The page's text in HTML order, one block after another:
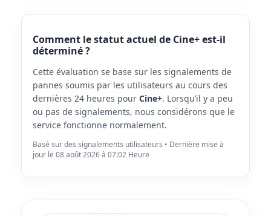
Comment le statut actuel de Cine+ est-il
déterminé ?
Cette évaluation se base sur les signalements de
pannes soumis par les utilisateurs au cours des
dernières 24 heures pour Cine+. Lorsqu’il y a peu
ou pas de signalements, nous considérons que le
service fonctionne normalement.
Basé sur des signalements utilisateurs • Dernière mise à
jour le 08 août 2026 à 07:02 Heure